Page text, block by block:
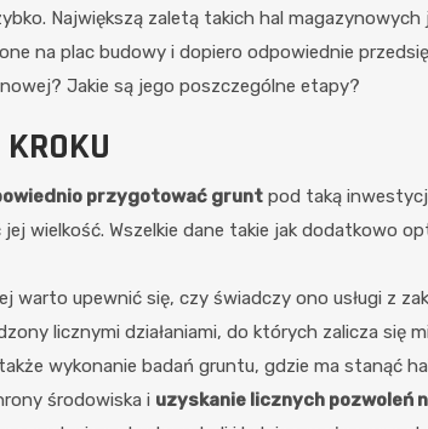
Największą zaletą takich hal
na plac budowy i dopiero odpowiednie
Jakie są jego poszczególne etapy?
przygotować grunt pod taką
wielkość. Wszelkie dane takie jak dodatkowo
upewnić się, czy świadczy ono usługi z
licznymi działaniami, do których zalicza się
wykonanie badań gruntu, gdzie ma stanąć
środowiska i uzyskanie licznych pozwoleń